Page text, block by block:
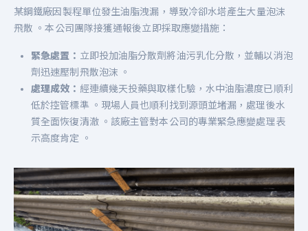
某鋼鐵廠因製程單位發生油脂洩漏，導致冷卻水塔產生大量泡沫
飛散 。本公司團隊接獲通報後立即採取應變措施：
緊急處置： 立即投加油脂分散劑將油污乳化分散，並輔以消泡
劑迅速壓制飛散泡沫 。
處理成效： 經連續幾天投藥與取樣化驗，水中油脂濃度已順利
低於控管標準 。現場人員也順利找到源頭並堵漏，處理後水
質全面恢復清澈 。該廠主管對本公司的專業緊急應變處理表
示高度肯定 。